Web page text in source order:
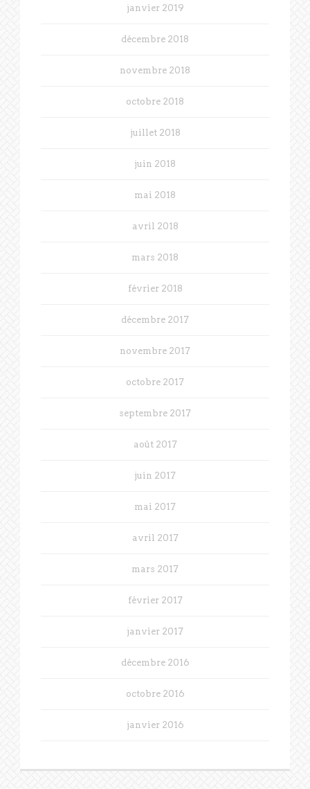
janvier 2019
décembre 2018
novembre 2018
octobre 2018
juillet 2018
juin 2018
mai 2018
avril 2018
mars 2018
février 2018
décembre 2017
novembre 2017
octobre 2017
septembre 2017
août 2017
juin 2017
mai 2017
avril 2017
mars 2017
février 2017
janvier 2017
décembre 2016
octobre 2016
janvier 2016